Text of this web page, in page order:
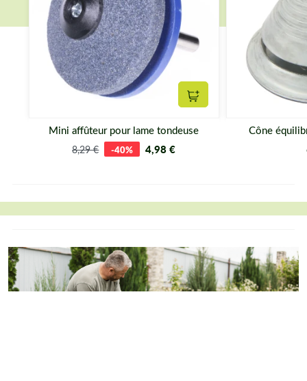
Ajouter au panier
Mini affûteur pour lame tondeuse
8,29 € -40% 4,98 €
Cône